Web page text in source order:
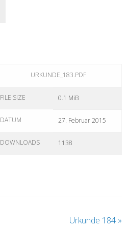
URKUNDE_183.PDF
FILE SIZE 0.1 MiB
DATUM 27. Februar 2015
DOWNLOADS 1138
Urkunde 184 »